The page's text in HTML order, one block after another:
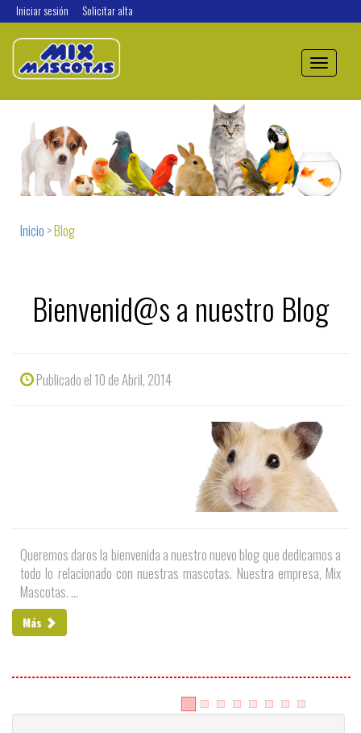
Iniciar sesión Solicitar alta
Toggle
navigation
Inicio >Blog
Bienvenid@s a nuestro Blog
Publicado el 10 de Abril, 2014
Queremos daros la bienvenida a nuestro nuevo blog que dedicamos a
todo lo relacionado con nuestras mascotas. Nuestra empresa, Mix
Mascotas. ...
Más